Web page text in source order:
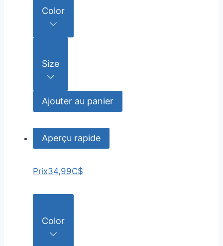
Color
Size
Ajouter au panier
Aperçu rapide
Prix34,99C$
Color